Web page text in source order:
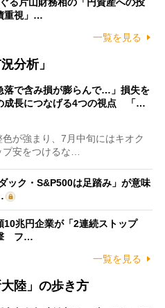
重視」…
一覧を見る
分析」
落で含み損が膨らんで…」損失を
成長につなげる4つの視点 「…
が強まり、7月中旬にはキオク
安をつけるな…
ック・S&P500は足踏み」が意味
10兆円企業が「2連続ストップ
撃 フ…
一覧を見る
陸」の歩き方